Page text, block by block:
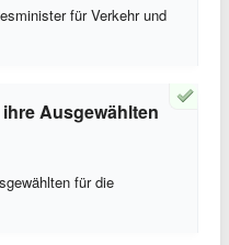
für Verkehr und
Ausgewählten
für die